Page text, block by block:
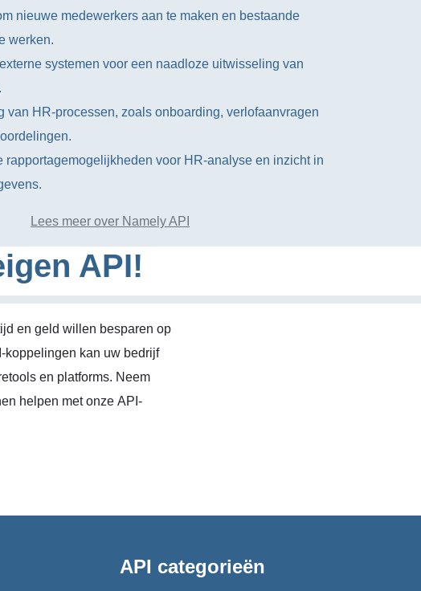
nieuwe medewerkers aan te maken en bestaande
werken.
systemen voor een naadloze uitwisseling van
van HR-processen, zoals onboarding, verlofaanvragen
rapportagemogelijkheden voor HR-analyse en inzicht in
Lees meer over Namely API
API!
en geld willen besparen op
koppelingen kan uw bedrijf
en platforms. Neem
helpen met onze API-
API categorieën